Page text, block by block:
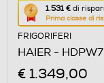
1.531 € di
Prima classe di
Questa
azione
aprirà
il
Calcolatore
FRIGORIFERI
HAIER -
€ 1.349,00